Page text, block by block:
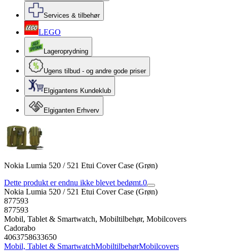
Services & tilbehør
LEGO
Lageroprydning
Ugens tilbud - og andre gode priser
Elgigantens Kundeklub
Elgiganten Erhverv
Nokia Lumia 520 / 521 Etui Cover Case (Grøn)
Dette produkt er endnu ikke blevet bedømt.0
Nokia Lumia 520 / 521 Etui Cover Case (Grøn)
877593
877593
Mobil, Tablet & Smartwatch, Mobiltilbehør, Mobilcovers
Cadorabo
4063758633650
Mobil, Tablet & SmartwatchMobiltilbehørMobilcovers